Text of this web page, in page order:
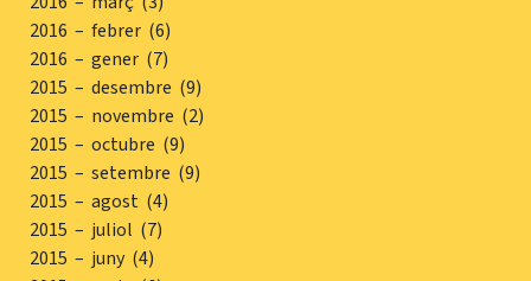
2016 – febrer (6)
2016 – gener (7)
2015 – desembre (9)
2015 – novembre (2)
2015 – octubre (9)
2015 – setembre (9)
2015 – agost (4)
2015 – juliol (7)
2015 – juny (4)